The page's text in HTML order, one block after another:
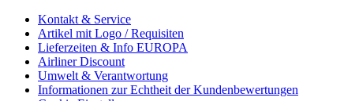
Kontakt & Service
Artikel mit Logo / Requisiten
Lieferzeiten & Info EUROPA
Airliner Discount
Umwelt & Verantwortung
Informationen zur Echtheit der Kundenbewertungen